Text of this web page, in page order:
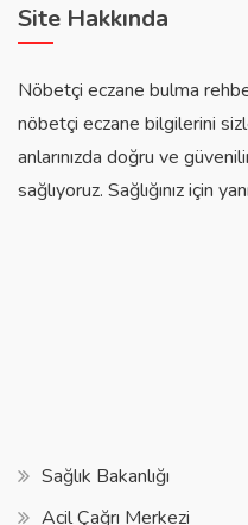
Site Hakkında
Nöbetçi eczane bulma
nöbetçi eczane bilgilerini
anlarınızda doğru ve
sağlıyoruz. Sağlığınız için
Sağlık Bakanlığı
Acil Çağrı Merkezi